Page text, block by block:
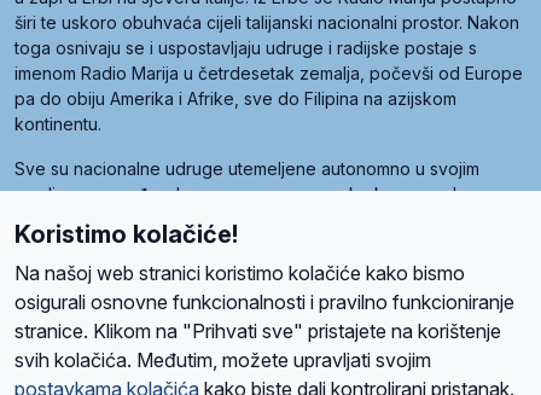
širi te uskoro obuhvaća cijeli talijanski nacionalni prostor. Nakon
toga osnivaju se i uspostavljaju udruge i radijske postaje s
imenom Radio Marija u četrdesetak zemalja, počevši od Europe
pa do obiju Amerika i Afrike, sve do Filipina na azijskom
kontinentu.
Sve su nacionalne udruge utemeljene autonomno u svojim
zemljama, a međusobna su povezane preko krovne udruge
pod nazivom Svjetska obitelj Radio Marije (World Family of
Radio Maria). Svjetsku obitelj utemeljilo je sedam članica, među
kojima je i hrvatska Udruga Radio Marija.
O namaRadio ProgramVolonteriPrijateljiKontaktPravila privatnosti
Koristimo kolačiće!
Na našoj web stranici koristimo kolačiće kako bismo
osigurali osnovne funkcionalnosti i pravilno funkcioniranje
stranice. Klikom na "Prihvati sve" pristajete na korištenje
svih kolačića. Međutim, možete upravljati svojim
postavkama kolačića kako biste dali kontrolirani pristanak.